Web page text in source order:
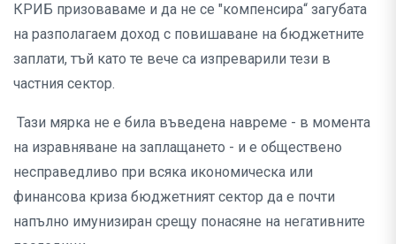
КРИБ призоваваме и да не се "компенсира“ загубата
на разполагаем доход с повишаване на бюджетните
заплати, тъй като те вече са изпреварили тези в
частния сектор.
Тази мярка не е била въведена навреме - в момента
на изравняване на заплащането - и е обществено
несправедливо при всяка икономическа или
финансова криза бюджетният сектор да е почти
напълно имунизиран срещу понасяне на негативните